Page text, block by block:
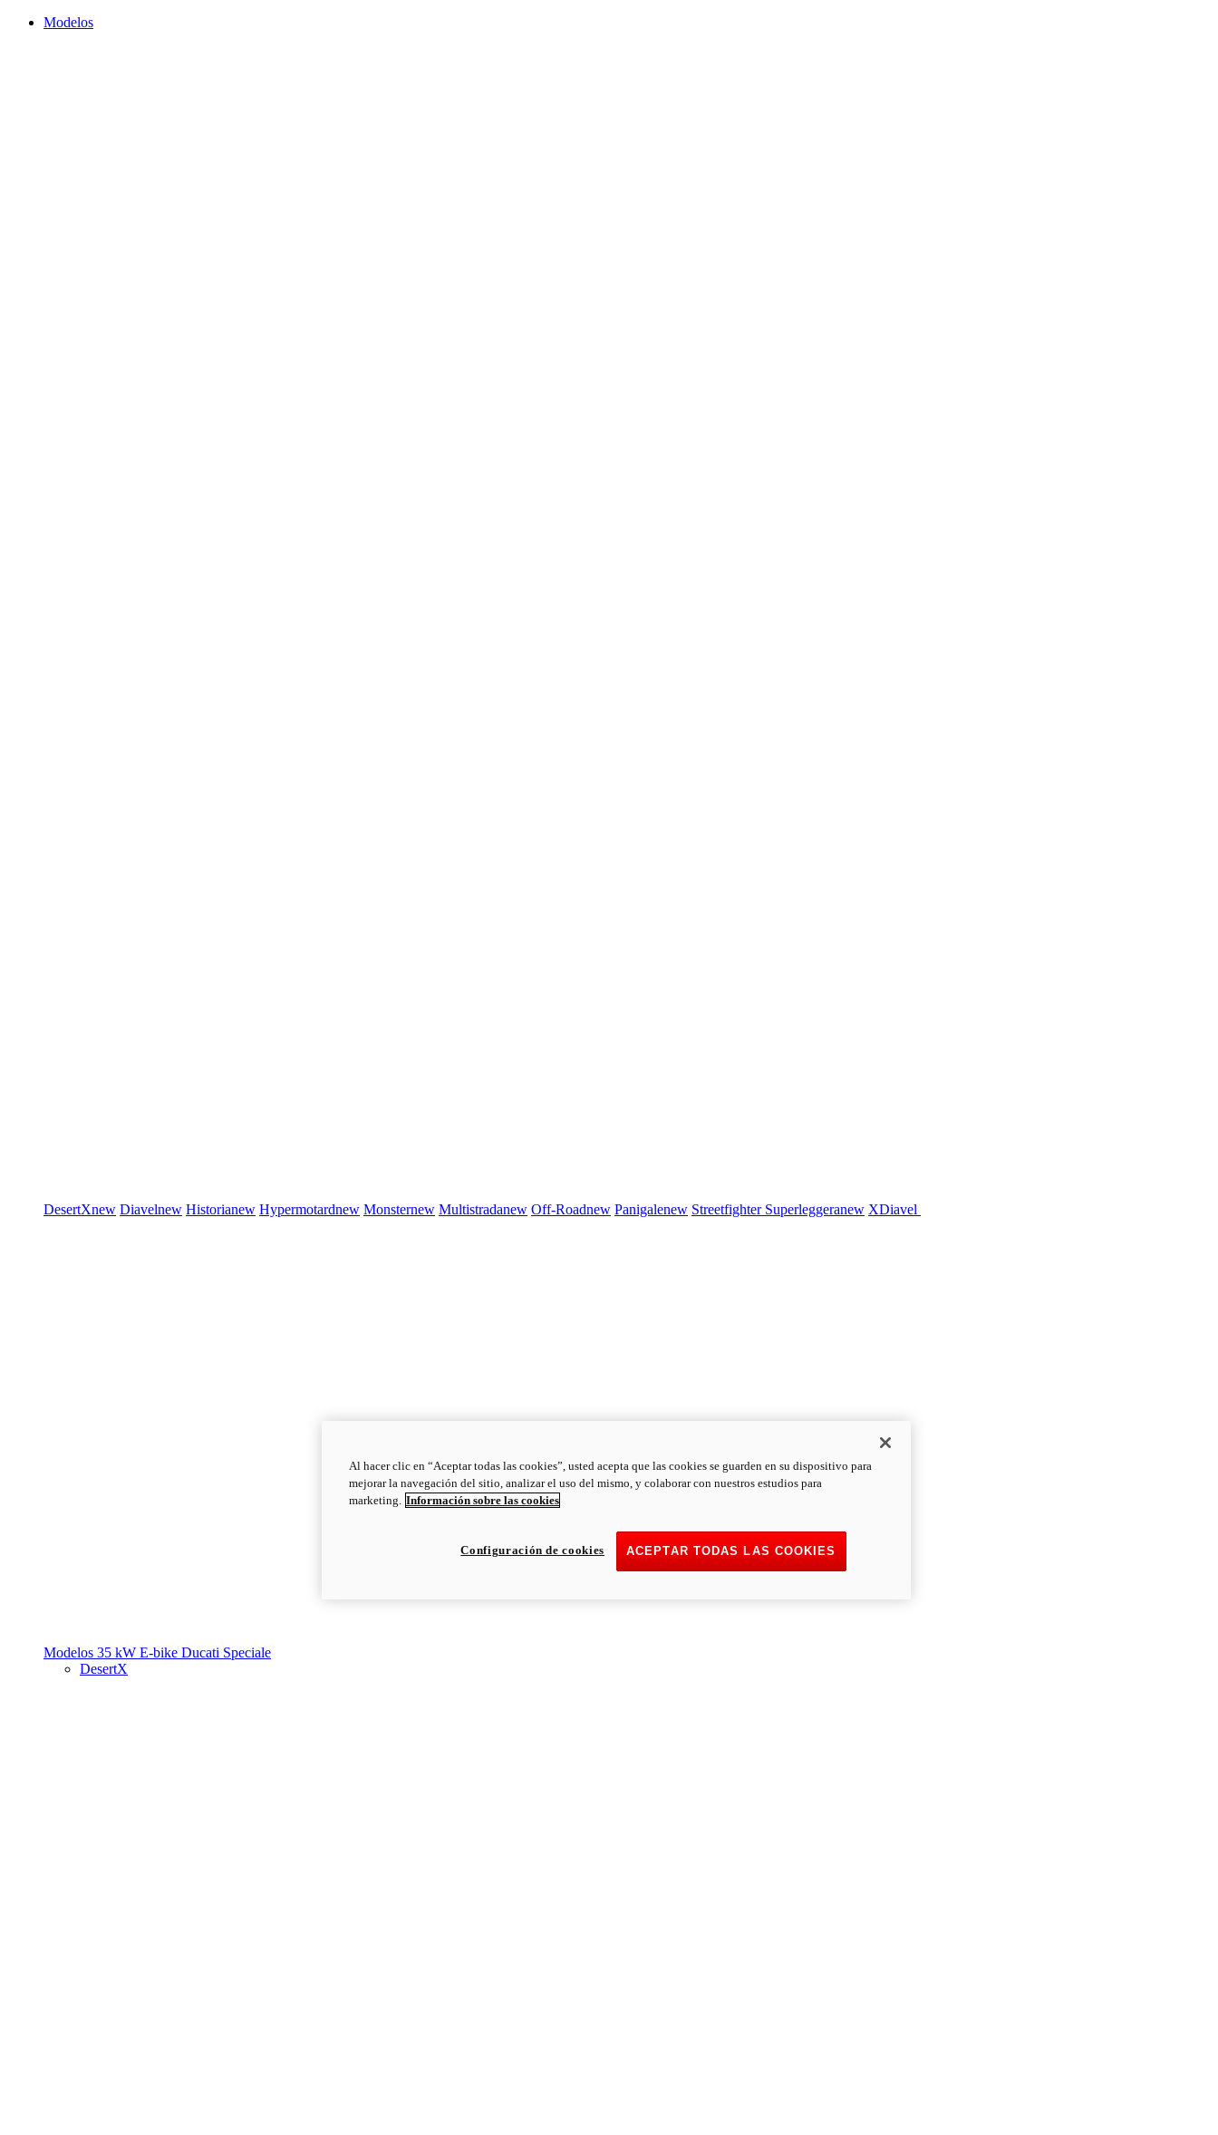
Modelos
DesertXnew Diavelnew Historianew Hypermotardnew Monsternew Multistradanew Off-Roadnew Panigalenew Streetfighter Superleggeranew XDiavel
Modelos 35 kW E-bike Ducati Speciale
DesertX
Al hacer clic en “Aceptar todas las cookies”, usted acepta que las cookies se guarden en su dispositivo para
mejorar la navegación del sitio, analizar el uso del mismo, y colaborar con nuestros estudios para
marketing. Información sobre las cookies
ACEPTAR TODAS LAS COOKIES
Configuración de cookies